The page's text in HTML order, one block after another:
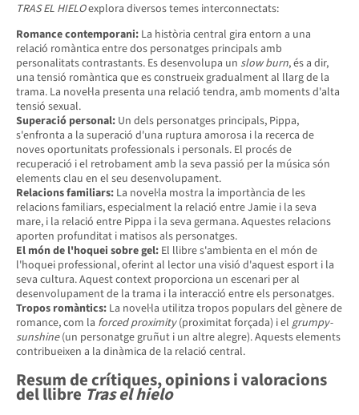
TRAS EL HIELOexplora diversos temes interconnectats:
Romance contemporani: La història central gira entorn a una
relació romàntica entre dos personatges principals amb
personalitats contrastants. Es desenvolupa un slow burn, és a dir,
una tensió romàntica que es construeix gradualment al llarg de la
trama. La novel·la presenta una relació tendra, amb moments d'alta
tensió sexual.
Superació personal: Un dels personatges principals, Pippa,
s'enfronta a la superació d'una ruptura amorosa i la recerca de
noves oportunitats professionals i personals. El procés de
recuperació i el retrobament amb la seva passió per la música són
elements clau en el seu desenvolupament.
Relacions familiars: La novel·la mostra la importància de les
relacions familiars, especialment la relació entre Jamie i la seva
mare, i la relació entre Pippa i la seva germana. Aquestes relacions
aporten profunditat i matisos als personatges.
El món de l'hoquei sobre gel: El llibre s'ambienta en el món de
l'hoquei professional, oferint al lector una visió d'aquest esport i la
seva cultura. Aquest context proporciona un escenari per al
desenvolupament de la trama i la interacció entre els personatges.
Tropos romàntics: La novel·la utilitza tropos populars del gènere de
romance, com la forced proximity(proximitat forçada) i el grumpy-
sunshine(un personatge gruñut i un altre alegre). Aquests elements
contribueixen a la dinàmica de la relació central.
Resum de crítiques, opinions i valoracions
del llibreTras el hielo